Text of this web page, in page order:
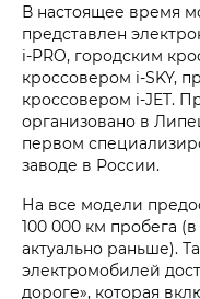
В настоящее время
представлен
i‑PRO, городским
кроссовером i‑SKY,
кроссовером i‑JET.
организовано в
первом
заводе в России.
На все модели
100 000 км пробега
актуально раньше).
электромобилей
дороге», которая